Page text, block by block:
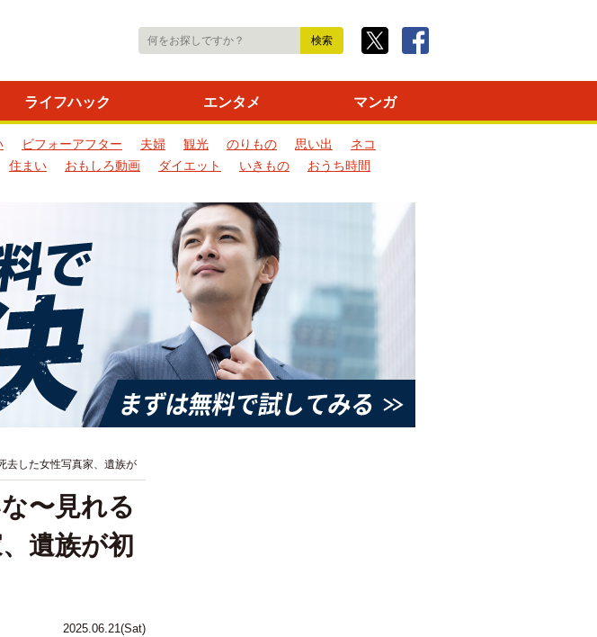
ライフハック エンタメ マンガ
ビフォーアフター 夫婦 観光 のりもの 思い出
ネコ
住まい おもしろ動画 ダイエット いきもの
おうち時間
した女性写真家、遺族が
2025.06.21(Sat)
〜見れる
遺族が初